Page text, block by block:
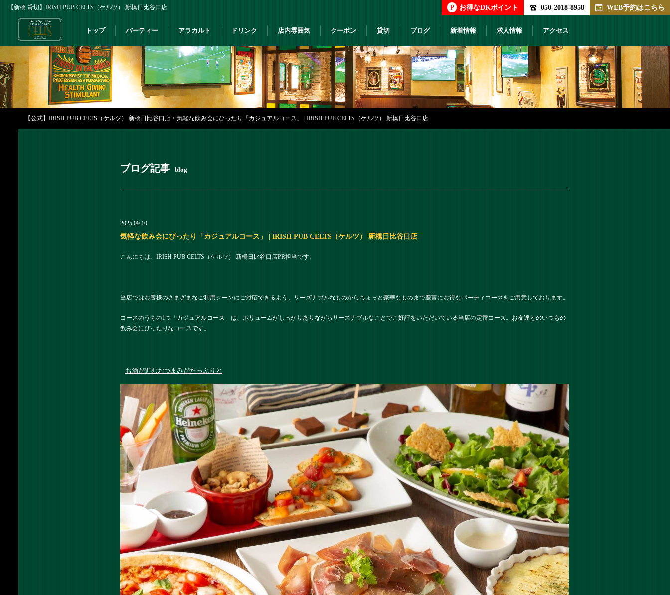
【新橋 貸切】IRISH PUB CELTS（ケルツ） 新橋日比谷口店 P お得なDKポイント 050-2018-8958 WEB予約はこちら
トップ パーティー アラカルト ドリンク 店内雰囲気 クーポン 貸切 ブログ 新着情報 求人情報 アクセス
【公式】IRISH PUB CELTS（ケルツ） 新橋日比谷口店 > 気軽な飲み会にぴったり「カジュアルコース」 | IRISH PUB CELTS（ケルツ） 新橋日比谷口店
ブログ記事 blog
2025.09.10
気軽な飲み会にぴったり「カジュアルコース」 | IRISH PUB CELTS（ケルツ） 新橋日比谷口店
こんにちは、IRISH PUB CELTS（ケルツ） 新橋日比谷口店PR担当です。
当店ではお客様のさまざまなご利用シーンにご対応できるよう、リーズナブルなものからちょっと豪華なものまで豊富にお得なパーティコースをご用意しております。
コースのうちの1つ「カジュアルコース」は、ボリュームがしっかりありながらリーズナブルなことでご好評をいただいている当店の定番コース。お友達とのいつもの
飲み会にぴったりなコースです。
お酒が進むおつまみがたっぷりと